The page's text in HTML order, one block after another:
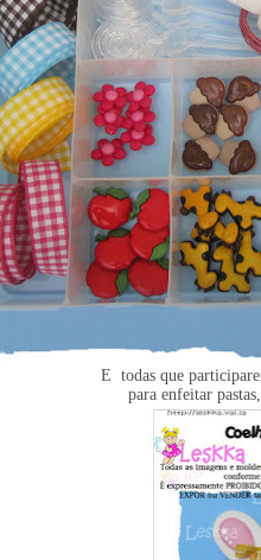
E todas que
para enfeitar